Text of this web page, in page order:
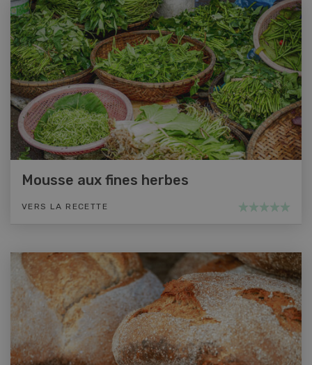
Mousse aux fines herbes
VERS LA RECETTE